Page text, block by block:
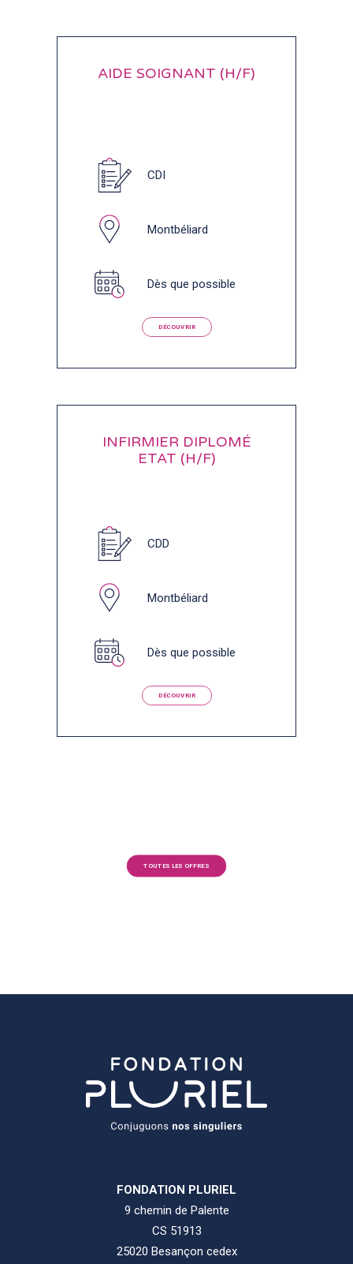
AIDE SOIGNANT (H/F)
CDI
Montbéliard
Dès que possible
DÉCOUVRIR
INFIRMIER DIPLOMÉ
ETAT (H/F)
CDD
Montbéliard
Dès que possible
DÉCOUVRIR
TOUTES LES OFFRES
FONDATION PLURIEL
9 chemin de Palente
CS 51913
25020 Besançon cedex